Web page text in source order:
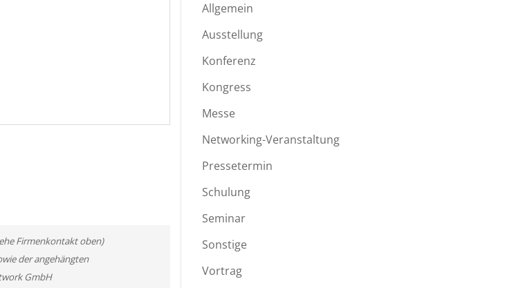
Firmenkontakt oben)
der angehängten
GmbH
Allgemein
Ausstellung
Konferenz
Kongress
Messe
Networking-Veranstaltung
Pressetermin
Schulung
Seminar
Sonstige
Vortrag